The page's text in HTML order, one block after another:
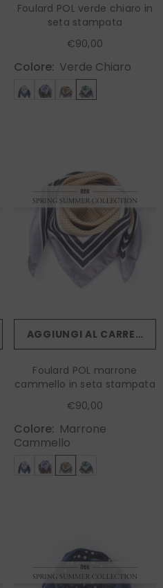
Foulard POL verde chiaro in
seta stampata
€90,00
Colore: Verde Chiaro
AGGIUNGI AL CARRELLO
Foulard POL marrone
cammello in seta stampata
€90,00
Colore: Marrone
Cammello